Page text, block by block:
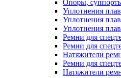
Опоры,
Уплотнения
Уплотнения
Уплотнения
Ремни для
Ремни для
Натяжители
Ремни для
Натяжители